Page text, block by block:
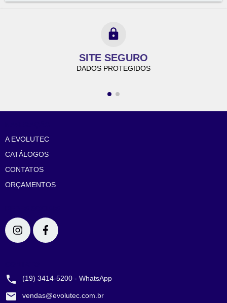
SITE SEGURO
DADOS PROTEGIDOS
A EVOLUTEC
CATÁLOGOS
CONTATOS
ORÇAMENTOS
(19) 3414-5200 - WhatsApp
vendas@evolutec.com.br